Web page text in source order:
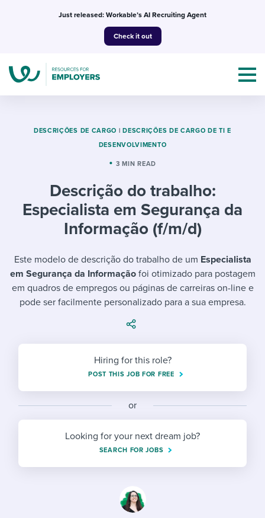
Just released: Workable’s AI Recruiting Agent
Check it out
Topics
I NEED HELP WITH...
Evaluating candidates
Working together with others
Maintaining hiring pipelines
Ensuring compliance
Finding and attracting people
Digitizing work processes
Templates & Guides
Job description templates
Interview question templates
Policy templates
Step-by-step tutorials
Workable Academy
I’m a jobseeker
I WANT TO LEARN ABOUT...
Applying for a job
Interview process
Pay & benefits
Career development
Workable customer stories
Explore Workable
Start a free trial
DESCRIÇÕES DE CARGO | DESCRIÇÕES DE CARGO DE TI E
DESENVOLVIMENTO
3 MIN READ
Descrição do trabalho:
Especialista em Segurança da
Informação (f/m/d)
Este modelo de descrição do trabalho de um Especialista
em Segurança da Informaçãofoi otimizado para postagem
em quadros de empregos ou páginas de carreiras on-line e
pode ser facilmente personalizado para a sua empresa.
Hiring for this role?
POST THIS JOB FOR FREE
or
Looking for your next dream job?
SEARCH FOR JOBS